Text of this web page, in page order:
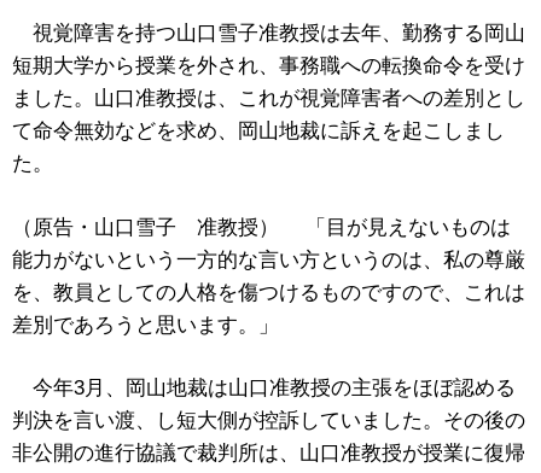
視覚障害を持つ山口雪子准教授は去年、勤務する岡山
短期大学から授業を外され、事務職への転換命令を受け
ました。山口准教授は、これが視覚障害者への差別とし
て命令無効などを求め、岡山地裁に訴えを起こしまし
た。
（原告・山口雪子 准教授） 「目が見えないものは
能力がないという一方的な言い方というのは、私の尊厳
を、教員としての人格を傷つけるものですので、これは
差別であろうと思います。」
今年3月、岡山地裁は山口准教授の主張をほぼ認める
判決を言い渡、し短大側が控訴していました。その後の
非公開の進行協議で裁判所は、山口准教授が授業に復帰